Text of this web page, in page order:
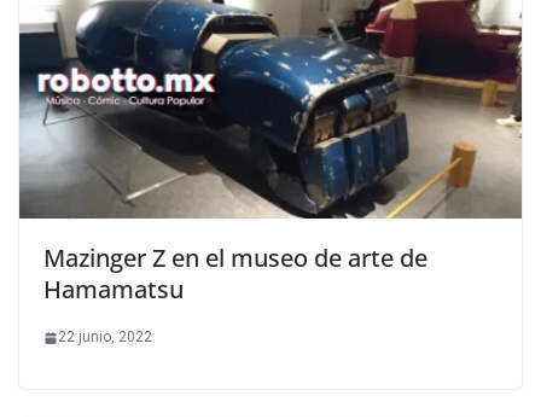
Mazinger Z en el museo de arte de
Hamamatsu
22 junio, 2022